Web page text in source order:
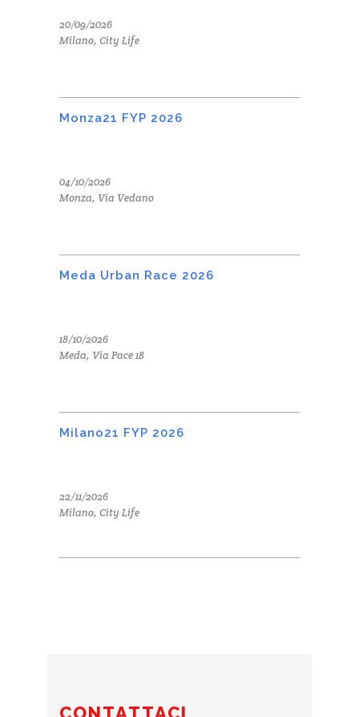
20/09/2026
Milano, City Life
Monza21 FYP 2026
04/10/2026
Monza, Via Vedano
Meda Urban Race 2026
18/10/2026
Meda, Via Pace 18
Milano21 FYP 2026
22/11/2026
Milano, City Life
CONTATTACI